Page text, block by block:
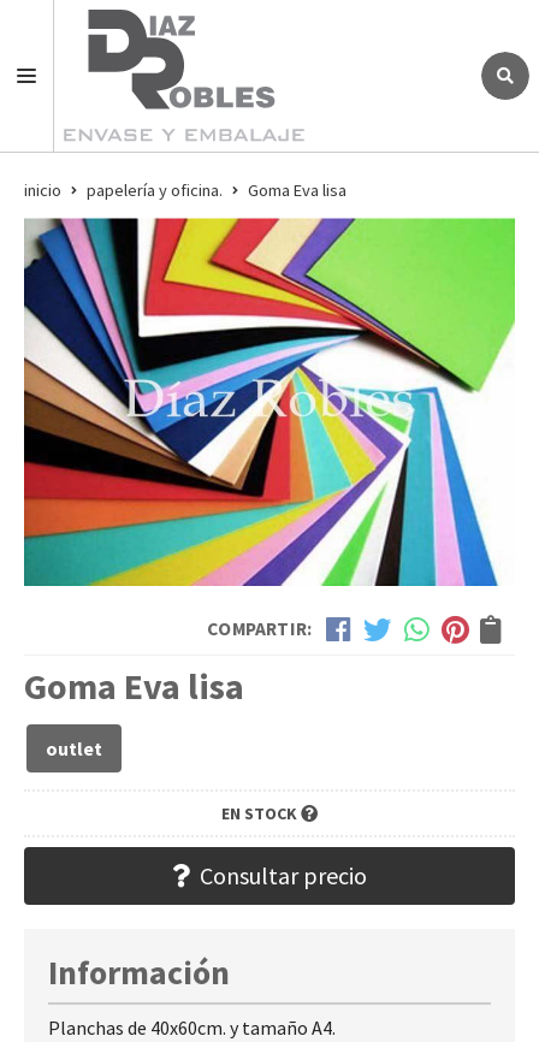
inicio papelería y oficina. Goma Eva lisa
COMPARTIR:
Goma Eva lisa
outlet
EN STOCK
Consultar precio
Información
Planchas de 40x60cm. y tamaño A4.